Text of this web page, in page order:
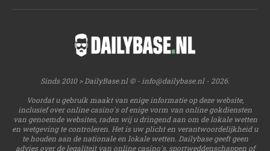
Sinds 2010 > DailyBase.nl © - info@dailybase.nl- 2026.
Voordat u gebruik maakt van enige informatie op deze website,
inclusief over online casino's of enige vorm van online gokdiensten
van genoemde websites, raden wij u dringend aan om de lokale wetten
en wetgeving te controleren. Het is uw plicht en verantwoordelijkheid u
te houden aan de nationale en lokale wetten. Dailybase geeft geen
advies over de legaliteit van online casino's, sportweddenschappen of